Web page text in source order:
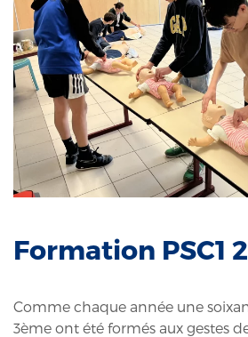
Formation PSC1
Comme chaque année une
3ème ont été formés aux gestes